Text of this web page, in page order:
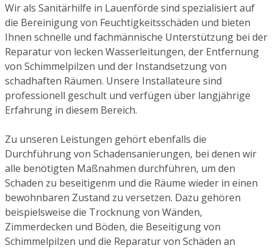
Wir als Sanitärhilfe in Lauenförde sind spezialisiert auf
die Bereinigung von Feuchtigkeitsschäden und bieten
Ihnen schnelle und fachmännische Unterstützung bei der
Reparatur von lecken Wasserleitungen, der Entfernung
von Schimmelpilzen und der Instandsetzung von
schadhaften Räumen. Unsere Installateure sind
professionell geschult und verfügen über langjährige
Erfahrung in diesem Bereich.
Zu unseren Leistungen gehört ebenfalls die
Durchführung von Schadensanierungen, bei denen wir
alle benötigten Maßnahmen durchführen, um den
Schaden zu beseitigenm und die Räume wieder in einen
bewohnbaren Zustand zu versetzen. Dazu gehören
beispielsweise die Trocknung von Wänden,
Zimmerdecken und Böden, die Beseitigung von
Schimmelpilzen und die Reparatur von Schäden an